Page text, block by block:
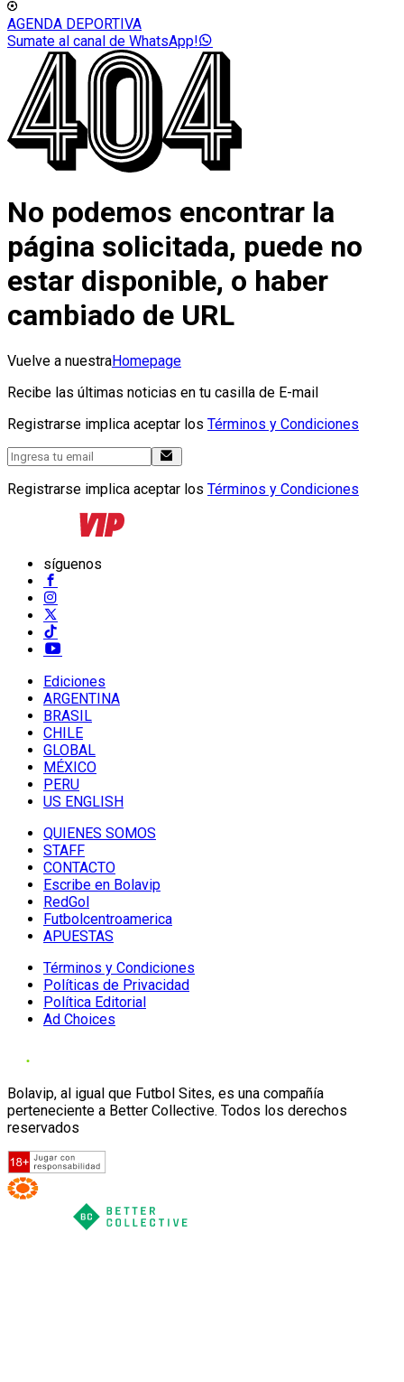
AGENDA DEPORTIVA
Sumate al canal de WhatsApp!
No podemos encontrar la
página solicitada, puede no
estar disponible, o haber
cambiado de URL
Vuelve a nuestraHomepage
Recibe las últimas noticias en tu casilla de E-mail
Registrarse implica aceptar los Términos y Condiciones
Registrarse implica aceptar los Términos y Condiciones
síguenos
Ediciones
ARGENTINA
BRASIL
CHILE
GLOBAL
MÉXICO
PERU
US ENGLISH
QUIENES SOMOS
STAFF
CONTACTO
Escribe en Bolavip
RedGol
Futbolcentroamerica
APUESTAS
Términos y Condiciones
Políticas de Privacidad
Política Editorial
Ad Choices
Bolavip, al igual que Futbol Sites, es una compañía
perteneciente a Better Collective. Todos los derechos
reservados